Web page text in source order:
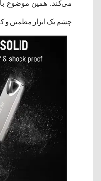
می‌کند. همین موضوع
چشم یک ابزار مطمئن و